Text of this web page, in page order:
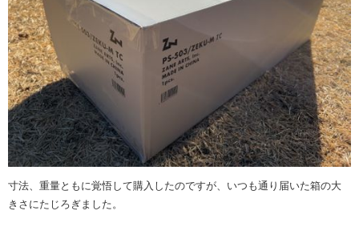
寸法、重量ともに覚悟して購入したのですが、いつも通り届いた箱の大
きさにたじろぎました。